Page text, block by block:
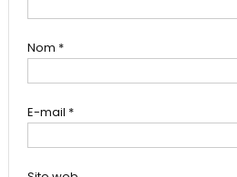
Nom *
E-mail *